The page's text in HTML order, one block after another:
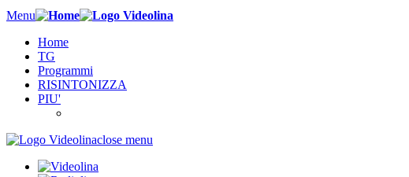
Menu
Home
TG
Programmi
RISINTONIZZA
PIU'
close menu